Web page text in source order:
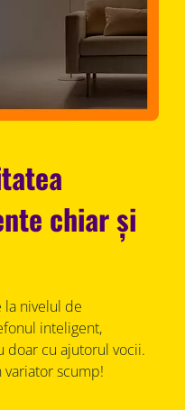
chiar și
nivelul de
inteligent,
doar cu ajutorul vocii.
variator scump!